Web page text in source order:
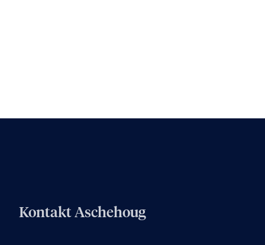
Kontakt Aschehoug